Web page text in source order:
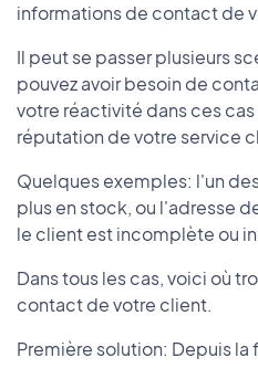
informations de contact de
Il peut se passer plusieurs
pouvez avoir besoin de
votre réactivité dans ces
réputation de votre service
Quelques exemples: l'un
plus en stock, ou l'adresse
le client est incomplète ou
Dans tous les cas, voici où
contact de votre client.
Première solution: Depuis